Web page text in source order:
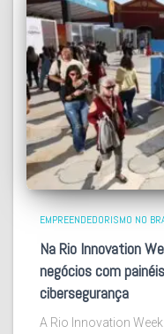
EMPREENDEDORISMO NO
Na Rio Innovation
negócios com
cibersegurança
A Rio Innovation